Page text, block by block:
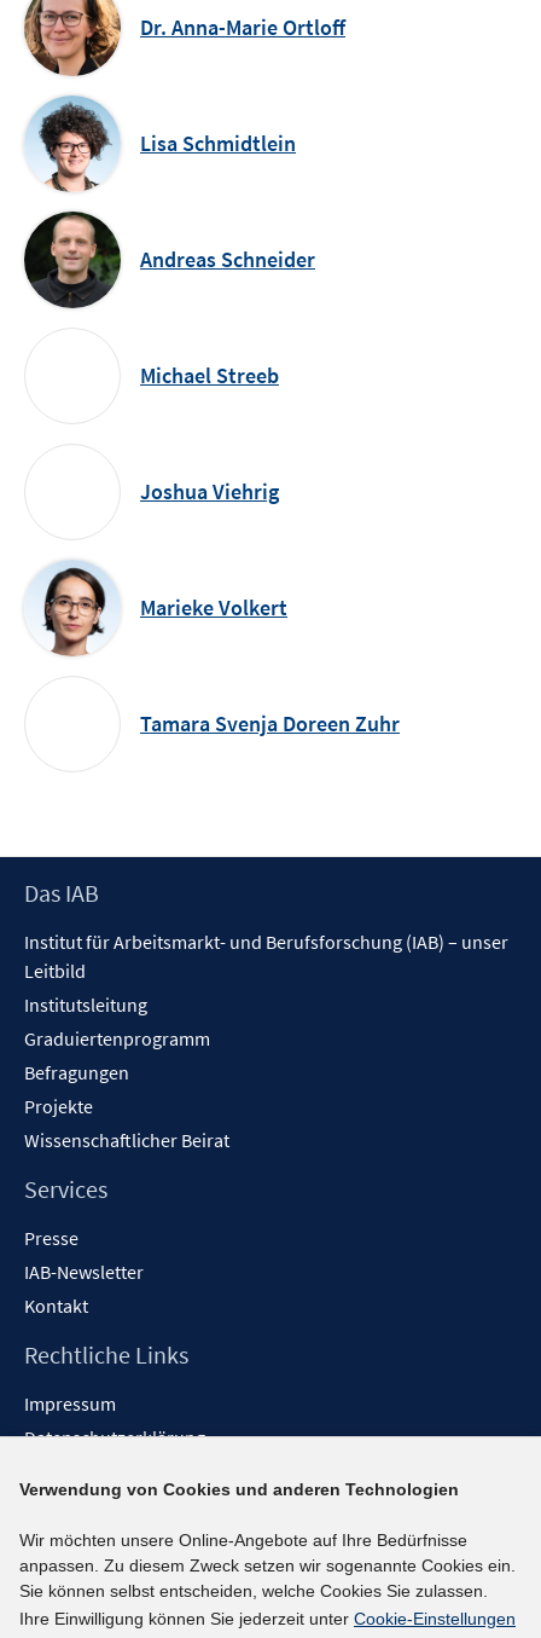
Dr. Anna-Marie Ortloff
Lisa Schmidtlein
Andreas Schneider
Michael Streeb
Joshua Viehrig
Marieke Volkert
Tamara Svenja Doreen Zuhr
Footer
Das IAB
Institut für Arbeitsmarkt- und Berufsforschung (IAB) – unser
Leitbild
Institutsleitung
Graduiertenprogramm
Befragungen
Projekte
Wissenschaftlicher Beirat
Services
Presse
IAB-Newsletter
Kontakt
Rechtliche Links
Impressum
Datenschutzerklärung
Barrieren melden
Social-Media-Kanäle
BlueSky
Verwendung von Cookies und anderen Technologien
Wir möchten unsere Online-Angebote auf Ihre Bedürfnisse
anpassen. Zu diesem Zweck setzen wir sogenannte Cookies ein.
Sie können selbst entscheiden, welche Cookies Sie zulassen.
Ihre Einwilligung können Sie jederzeit unter Cookie-Einstellungen